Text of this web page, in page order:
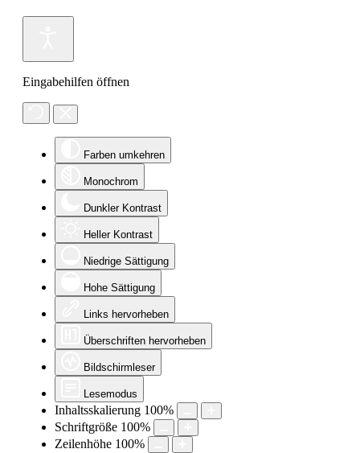
Eingabehilfen öffnen
Farben umkehren
Monochrom
Dunkler Kontrast
Heller Kontrast
Niedrige Sättigung
Hohe Sättigung
Links hervorheben
Überschriften hervorheben
Bildschirmleser
Lesemodus
Inhaltsskalierung 100%
Schriftgröße 100%
Zeilenhöhe 100%